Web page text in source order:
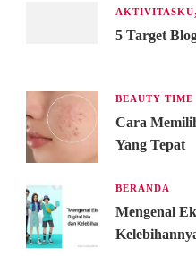
AKTIVITASKU
5 Target
BEAUTY TIME
Cara
Yang Tepat
BERANDA
Mengenal